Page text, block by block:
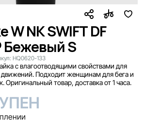
W NK SWIFT DF
Бежевый S
HQ0620-133
с влагоотводящими свойствами для
Подходит женщинам для бега и
Оригинальный товар, доставка от 1 часа.